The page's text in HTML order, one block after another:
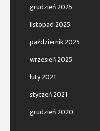
grudzień 2025
listopad 2025
październik 2025
wrzesień 2025
luty 2021
styczeń 2021
grudzień 2020